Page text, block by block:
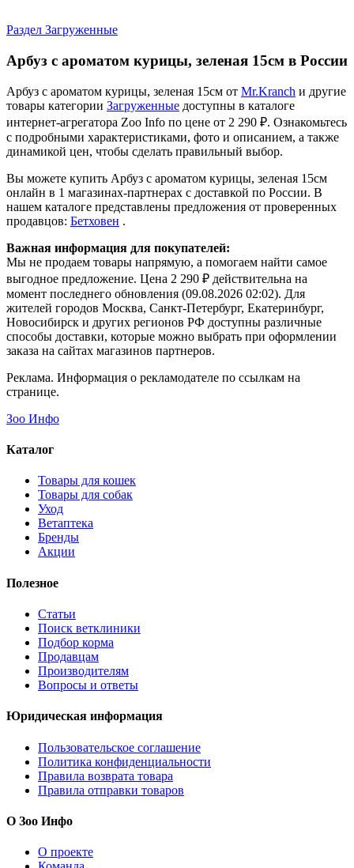
Раздел Загруженные
Арбуз с ароматом курицы, зеленая 15см в России
Арбуз с ароматом курицы, зеленая 15см от Mr.Kranch и другие
товары категории Загруженные доступны в каталоге
интернет-агрегатора Zoo Info по цене от 2 290 ₽. Ознакомьтесь
с подробными характеристиками, фото и описанием, а также
динамикой цен, чтобы сделать правильный выбор.
Вы можете купить Арбуз с ароматом курицы, зеленая 15см
онлайн в 1 магазинах-партнерах с доставкой по России. В
нашем каталоге представлены предложения от проверенных
продавцов: Бетховен .
Важная информация для покупателей:
Мы не продаем товары напрямую, а помогаем найти самое
выгодное предложение. Цена 2 290 ₽ действительна на
момент последнего обновления (09.08.2026 02:02). Для
жителей городов Москва, Санкт-Петербург, Екатеринбург,
Новосибирск и других регионов РФ доступны различные
способы доставки, которые можно выбрать при оформлении
заказа на сайтах магазинов партнеров.
Реклама. Информация о рекламодателе по ссылкам на
странице.
Зоо Инфо
Каталог
Товары для кошек
Товары для собак
Уход
Ветаптека
Бренды
Акции
Полезное
Статьи
Поиск ветклиники
Подбор корма
Продавцам
Производителям
Вопросы и ответы
Юридическая информация
Пользовательское соглашение
Политика конфиденциальности
Правила возврата товара
Правила отправки товаров
О Зоо Инфо
О проекте